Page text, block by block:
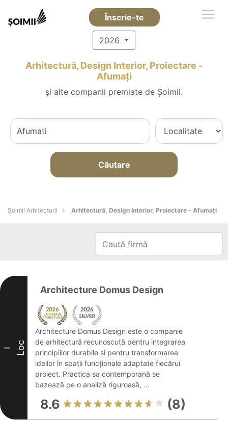
Înscrie-te
2026
Arhitectură, Design Interior, Proiectare -
Afumaţi
și alte companii premiate de Șoimii.
Căutare
Șoimii Arhitecturii Arhitectură, Design Interior, Proiectare - Afumaţi
I Loc
Architecture Domus Design
Architecture Domus Design este o companie
de arhitectură recunoscută pentru integrarea
principiilor durabile și pentru transformarea
ideilor în spații funcționale adaptate fiecărui
proiect. Practica sa contemporană se
bazează pe o analiză riguroasă, ...
8.6 (8)